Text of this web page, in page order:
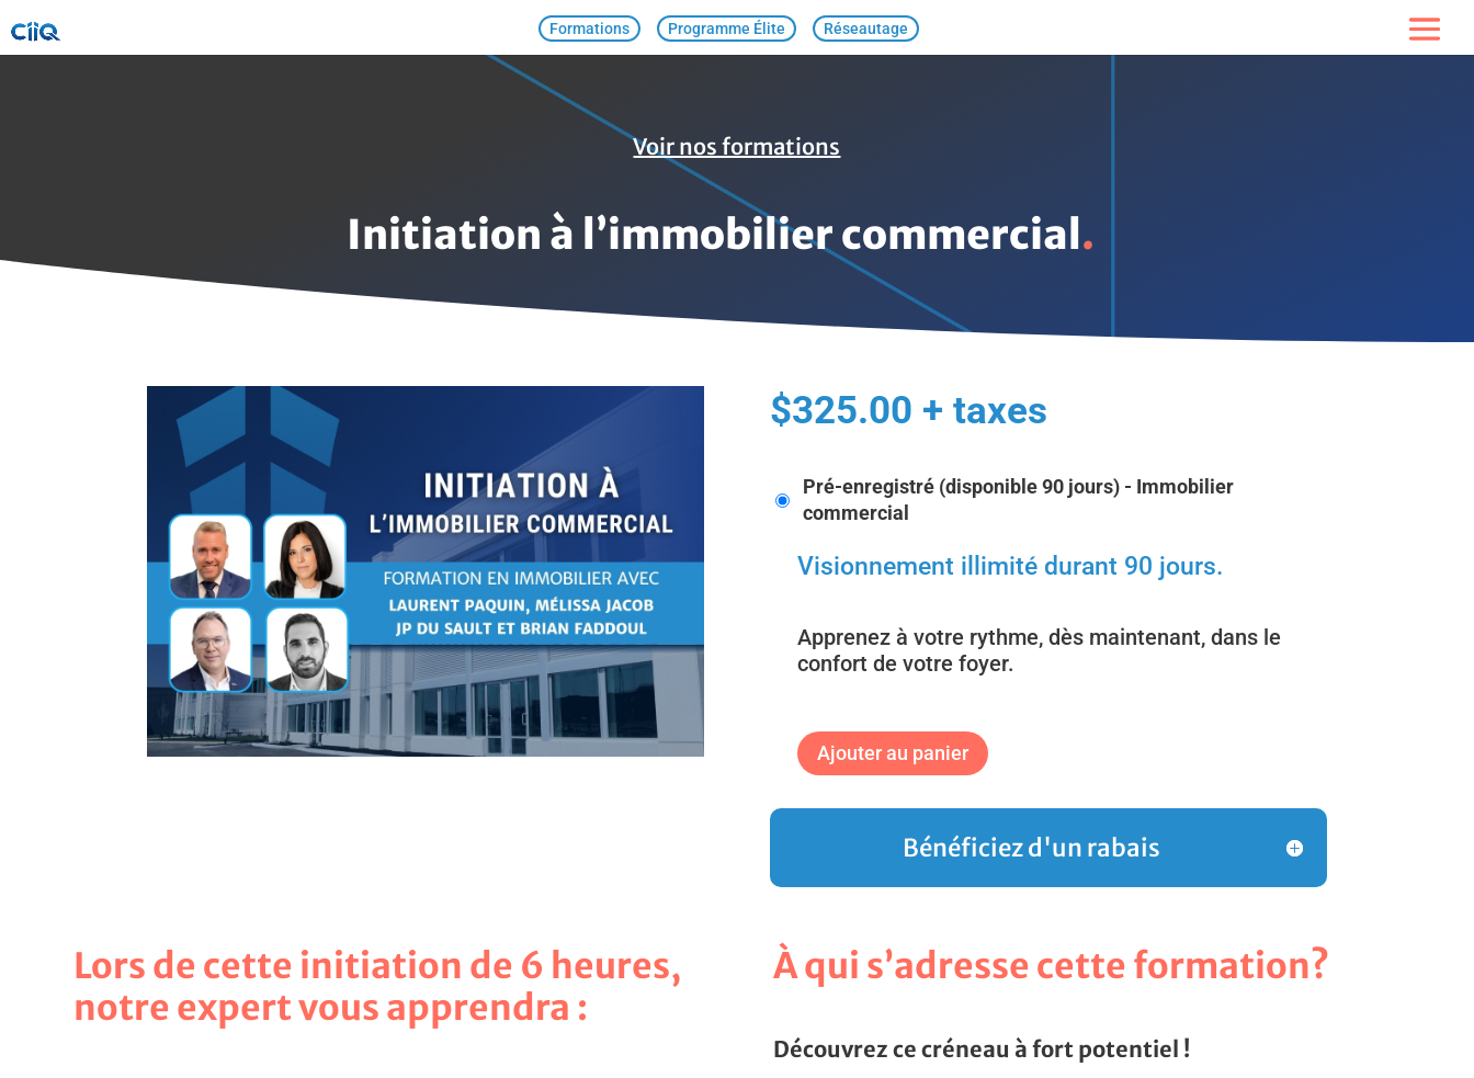
Formations Programme Élite Réseautage
Voir nos formations
Initiation à l’immobilier commercial
$325.00 + taxes
Pré-enregistré (disponible 90 jours) - Immobilier
commercial
Visionnement illimité durant 90 jours.
Apprenez à votre rythme, dès maintenant, dans le
confort de votre foyer.
Ajouter au panier
Bénéficiez d'un rabais
Lors de cette initiation de 6 heures,
notre expert vous apprendra :
À qui s’adresse cette formation?
Découvrez ce créneau à fort potentiel !